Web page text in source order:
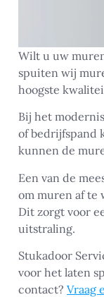
Wilt u uw
spuiten wij
hoogste
Bij het
of bedrijfspand
kunnen de
Een van de
om muren af te
Dit zorgt voor
uitstraling.
Stukadoor
voor het laten
contact? Vraag